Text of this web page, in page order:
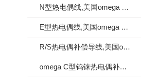
N型热电偶线,美国omega N型热电偶线
E型热电偶线,美国omega E型热电偶线
R/S热电偶补偿导线,美国omega热电偶补偿导线
omega C型钨铼热电偶补偿导线